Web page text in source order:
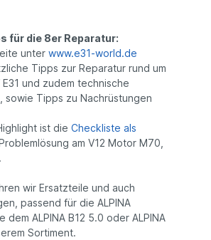
für die 8er Reparatur:
unter www.e31-world.de
Tipps zur Reparatur rund um
und zudem technische
sowie Tipps zu Nachrüstungen
ist die Checkliste als
am V12 Motor M70,
wir Ersatzteile und auch
passend für die ALPINA
dem ALPINA B12 5.0 oder ALPINA
Sortiment.